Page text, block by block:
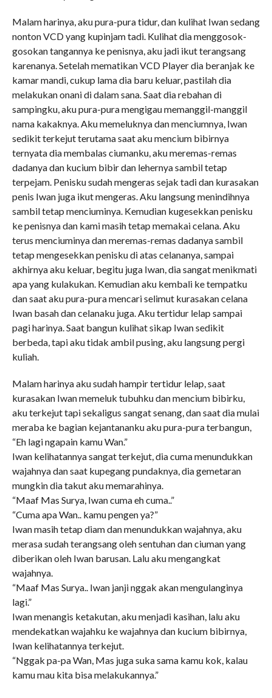
Malam harinya, aku pura-pura tidur, dan kulihat Iwan sedang
nonton VCD yang kupinjam tadi. Kulihat dia menggosok-
gosokan tangannya ke penisnya, aku jadi ikut terangsang
karenanya. Setelah mematikan VCD Player dia beranjak ke
kamar mandi, cukup lama dia baru keluar, pastilah dia
melakukan onani di dalam sana. Saat dia rebahan di
sampingku, aku pura-pura mengigau memanggil-manggil
nama kakaknya. Aku memeluknya dan menciumnya, Iwan
sedikit terkejut terutama saat aku mencium bibirnya
ternyata dia membalas ciumanku, aku meremas-remas
dadanya dan kucium bibir dan lehernya sambil tetap
terpejam. Penisku sudah mengeras sejak tadi dan kurasakan
penis Iwan juga ikut mengeras. Aku langsung menindihnya
sambil tetap menciuminya. Kemudian kugesekkan penisku
ke penisnya dan kami masih tetap memakai celana. Aku
terus menciuminya dan meremas-remas dadanya sambil
tetap mengesekkan penisku di atas celananya, sampai
akhirnya aku keluar, begitu juga Iwan, dia sangat menikmati
apa yang kulakukan. Kemudian aku kembali ke tempatku
dan saat aku pura-pura mencari selimut kurasakan celana
Iwan basah dan celanaku juga. Aku tertidur lelap sampai
pagi harinya. Saat bangun kulihat sikap Iwan sedikit
berbeda, tapi aku tidak ambil pusing, aku langsung pergi
kuliah.
Malam harinya aku sudah hampir tertidur lelap, saat
kurasakan Iwan memeluk tubuhku dan mencium bibirku,
aku terkejut tapi sekaligus sangat senang, dan saat dia mulai
meraba ke bagian kejantananku aku pura-pura terbangun,
“Eh lagi ngapain kamu Wan.”
Iwan kelihatannya sangat terkejut, dia cuma menundukkan
wajahnya dan saat kupegang pundaknya, dia gemetaran
mungkin dia takut aku memarahinya.
“Maaf Mas Surya, Iwan cuma eh cuma..”
“Cuma apa Wan.. kamu pengen ya?”
Iwan masih tetap diam dan menundukkan wajahnya, aku
merasa sudah terangsang oleh sentuhan dan ciuman yang
diberikan oleh Iwan barusan. Lalu aku mengangkat
wajahnya.
“Maaf Mas Surya.. Iwan janji nggak akan mengulanginya
lagi.”
Iwan menangis ketakutan, aku menjadi kasihan, lalu aku
mendekatkan wajahku ke wajahnya dan kucium bibirnya,
Iwan kelihatannya terkejut.
“Nggak pa-pa Wan, Mas juga suka sama kamu kok, kalau
kamu mau kita bisa melakukannya.”